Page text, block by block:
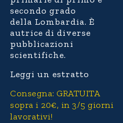
secondo grado
della Lombardia. È
autrice di diverse
pubblicazioni
scientifiche.
Leggi un estratto
Consegna: GRATUITA
sopra i 20€, in 3/5 giorni
lavorativi!